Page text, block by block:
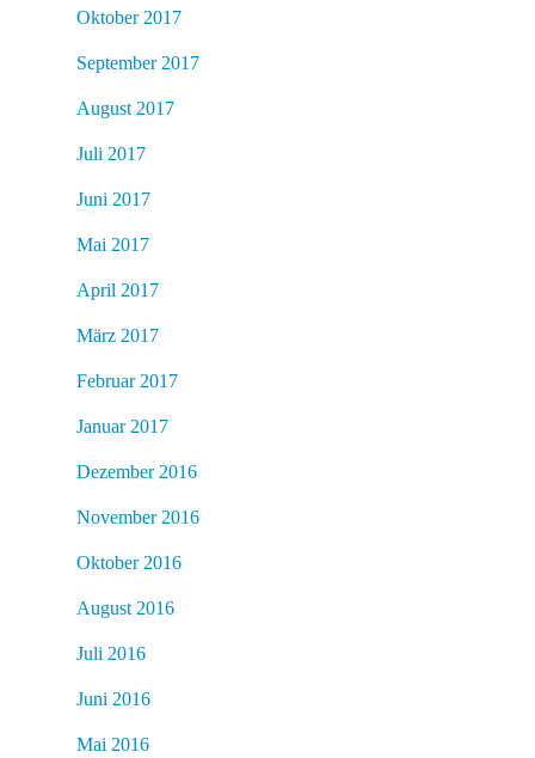
Oktober 2017
September 2017
August 2017
Juli 2017
Juni 2017
Mai 2017
April 2017
März 2017
Februar 2017
Januar 2017
Dezember 2016
November 2016
Oktober 2016
August 2016
Juli 2016
Juni 2016
Mai 2016